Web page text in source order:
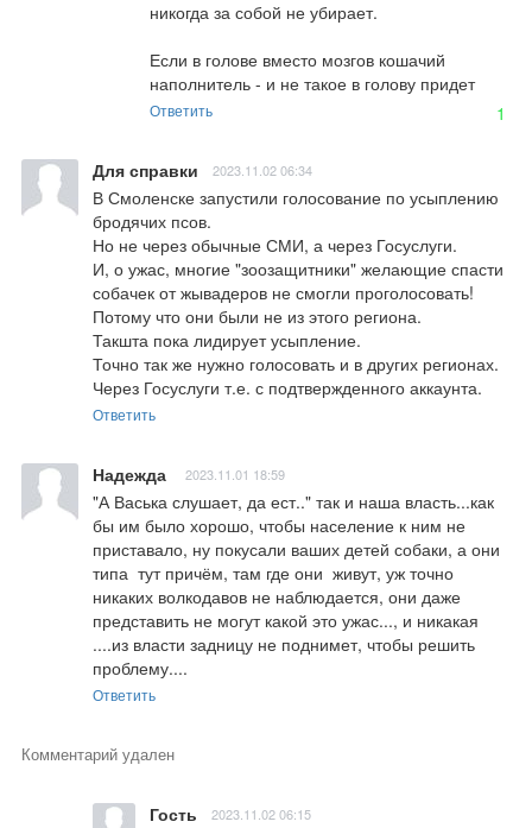
никогда за собой не убирает.
Если в голове вместо мозгов кошачий
наполнитель - и не такое в голову придет
Ответить 1
Для справки 2023.11.02 06:34
В Смоленске запустили голосование по усыплению
бродячих псов.
Но не через обычные СМИ, а через Госуслуги.
И, о ужас, многие "зоозащитники" желающие спасти
собачек от жывадеров не смогли проголосовать!
Потому что они были не из этого региона.
Такшта пока лидирует усыпление.
Точно так же нужно голосовать и в других регионах.
Через Госуслуги т.е. с подтвержденного аккаунта.
Ответить
Надежда 2023.11.01 18:59
"А Васька слушает, да ест.." так и наша власть...как
бы им было хорошо, чтобы население к ним не
приставало, ну покусали ваших детей собаки, а они
типа  тут причём, там где они  живут, уж точно
никаких волкодавов не наблюдается, они даже
представить не могут какой это ужас..., и никакая
....из власти задницу не поднимет, чтобы решить
проблему....
Ответить
Комментарий удален
Гость 2023.11.02 06:15